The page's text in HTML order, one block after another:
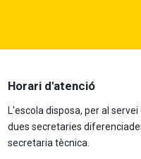
Horari d'atenció
L'escola disposa, per al
dues secretaries
secretaria tècnica.